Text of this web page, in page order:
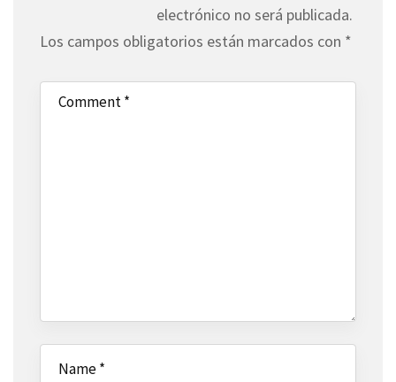
electrónico no será publicada.
Los campos obligatorios están marcados con *